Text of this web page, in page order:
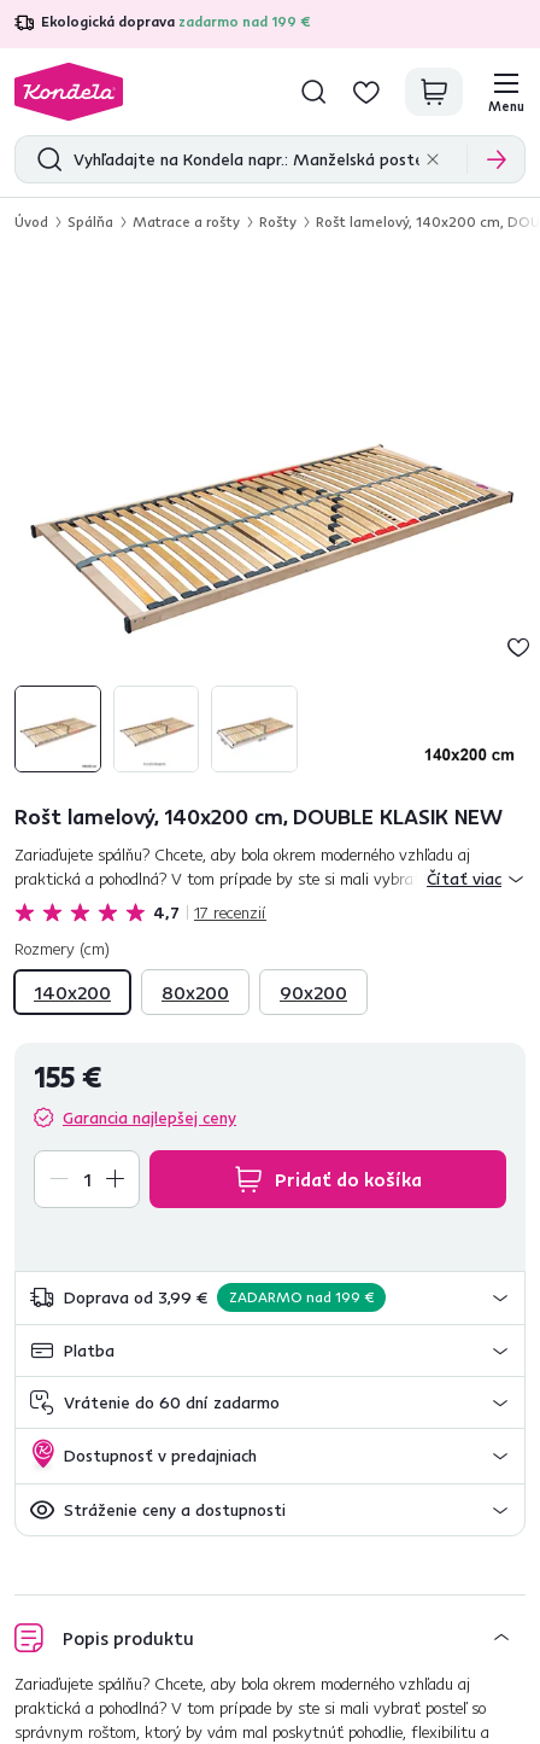
Ekologická doprava zadarmo nad 199 €
4,7 31 285overených produktových recenzií
Menu
Úvod Spálňa Matrace a rošty Rošty Rošt lamelový, 140x200 cm,
Rošt lamelový, 140x200 cm, DOUBLE KLASIK NEW
4,7 17 recenzií
Zariaďujete spálňu? Chcete, aby bola okrem moderného vzhľadu aj
praktická a pohodlná? V tom prípade by ste si mali vybrať posteľ so
správnym roštom, ktorý by vám mal poskytnúť pohodlie, flexibili...
Čítať viac
Rozmery (cm)
140x200 80x200 90x200
155 €
Garancia najlepšej ceny
Pridať do košíka
Doprava od 3,99 € ZADARMO nad 199 €
Platba
Vrátenie do 60 dní zadarmo
Dostupnosť v predajniach
Stráženie ceny a dostupnosti
Popis produktu
Zariaďujete spálňu? Chcete, aby bola okrem moderného vzhľadu aj
praktická a pohodlná? V tom prípade by ste si mali vybrať posteľ so
správnym roštom, ktorý by vám mal poskytnúť pohodlie, flexibilitu a